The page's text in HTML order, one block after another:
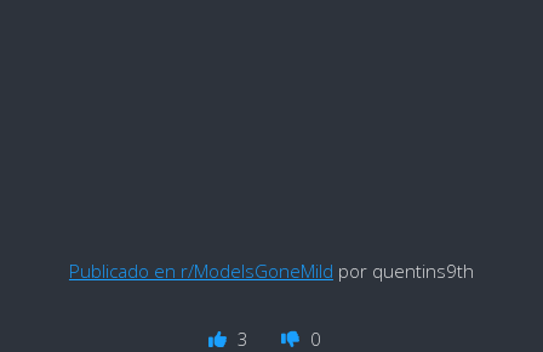
Publicado en r/ModelsGoneMild por quentins9th
3 0